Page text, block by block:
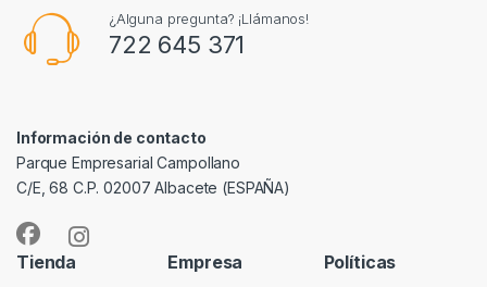
¿Alguna pregunta? ¡Llámanos!
722 645 371
Información de contacto
Parque Empresarial Campollano
C/E, 68 C.P. 02007 Albacete (ESPAÑA)
Tienda Empresa Políticas